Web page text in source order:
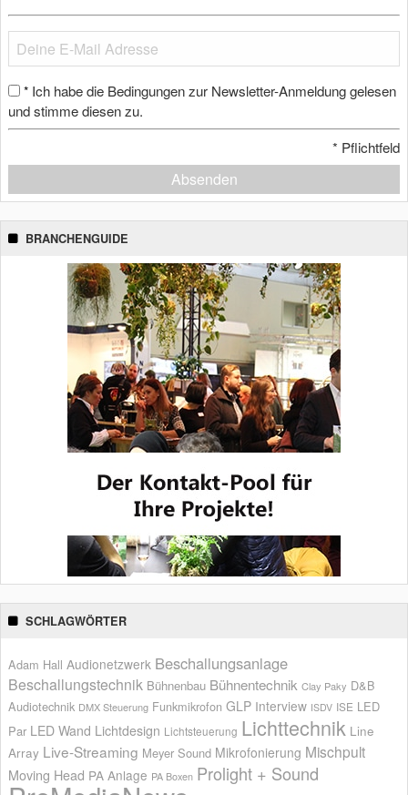
* Ich habe die Bedingungen zur Newsletter-Anmeldung gelesen
und stimme diesen zu.
* Pflichtfeld
Absenden
BRANCHENGUIDE
SCHLAGWÖRTER
Adam Hall Audionetzwerk Beschallungsanlage
Beschallungstechnik Bühnenbau Bühnentechnik Clay Paky D&B
Audiotechnik DMX Steuerung Funkmikrofon GLP Interview ISDV ISE LED
Par LED Wand Lichtdesign Lichtsteuerung Lichttechnik Line
Array Live-Streaming Meyer Sound Mikrofonierung Mischpult
Moving Head PA Anlage PA Boxen Prolight + Sound